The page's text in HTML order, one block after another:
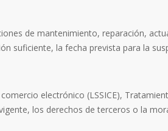
de mantenimiento, reparación,
suficiente, la fecha prevista para la
electrónico (LSSICE),
los derechos de terceros o la